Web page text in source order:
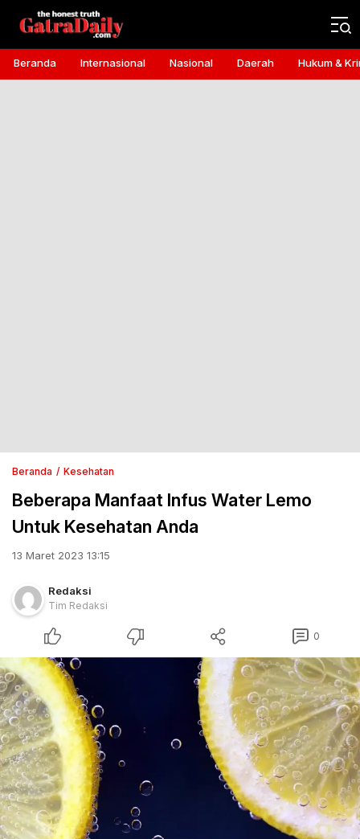
Gatra Daily
the honest truth
Beranda Internasional Nasional Daerah Hukum &
Beranda Kesehatan
Beberapa Manfaat Infus Water Lemo
Untuk Kesehatan Anda
13 Maret 2023 13:15
Redaksi
Tim Redaksi
0